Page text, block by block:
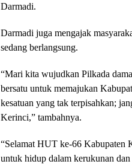
Darmadi.
Darmadi juga mengajak
sedang berlangsung.
“Mari kita wujudkan Pilkada
bersatu untuk memajukan
kesatuan yang tak terpisahkan;
Kerinci,” tambahnya.
“Selamat HUT ke-66 Kabupaten
untuk hidup dalam kerukunan